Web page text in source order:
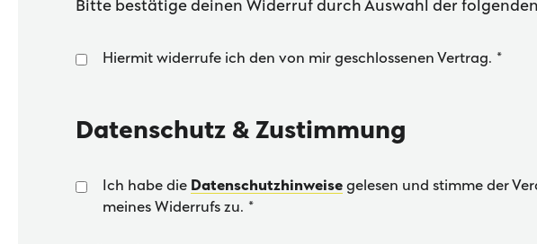
Bitte bestätige deinen Widerruf durch Auswahl der
Hiermit widerrufe ich den von mir geschlossenen Vertrag. *
Datenschutz & Zustimmung
Ich habe die Datenschutzhinweise gelesen und stimme der
meines Widerrufs zu. *